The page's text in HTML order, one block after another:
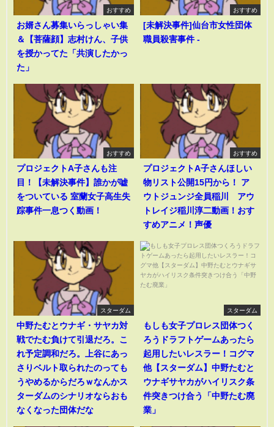
おすすめ
お婿さん募集いらっしゃい集
＆【菩薩顔】志村けん、子供
を授かってた「共演したかっ
た」
おすすめ
[未解決事件]仙台市女性団体
職員殺害事件 -
おすすめ
プロジェクトA子さんも注
目！【未解決事件】誰かが嘘
をついている 室蘭女子高生失
踪事件一息つく動画！
おすすめ
プロジェクトA子さんほしい
物リスト公開15円から！ ア
ウトジュンジ全員稲川 アウ
トレイジ稲川淳二動画！おす
すめアニメ！声優
スターダム
中野たむとウナギ・サヤカ対
戦でたむ負けて引退だろ。こ
れ予定調和だろ。上谷にあっ
さりベルト取られたのっても
うやめるからだろｗなんかス
ターダムのシナリオならおも
なくなった団体だな
スターダム
もしも女子プロレス団体つく
ろうドラフトゲームあったら
起用したいレスラー！コグマ
他【スターダム】中野たむと
ウナギサヤカがハイリスク条
件突きつけ合う「中野たむ廃
業」